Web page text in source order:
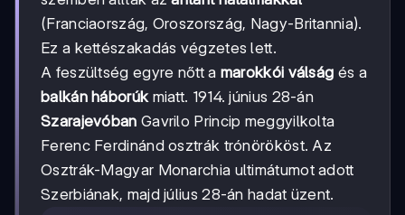
(Franciaország, Oroszország, Nagy-Britannia).
Ez a kettészakadás végzetes lett.
A feszültség egyre nőtt a marokkói válság és a
balkán háborúk miatt. 1914. június 28-án
Szarajevóban Gavrilo Princip meggyilkolta
Ferenc Ferdinánd osztrák trónörököst. Az
Osztrák-Magyar Monarchia ultimátumot adott
Szerbiának, majd július 28-án hadat üzent.